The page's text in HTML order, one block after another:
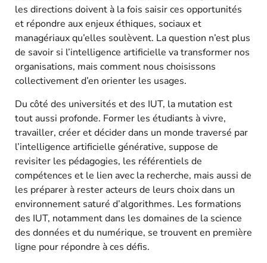
les directions doivent à la fois saisir ces opportunités
et répondre aux enjeux éthiques, sociaux et
managériaux qu’elles soulèvent. La question n’est plus
de savoir si l’intelligence artificielle va transformer nos
organisations, mais comment nous choisissons
collectivement d’en orienter les usages.​
Du côté des universités et des IUT, la mutation est
tout aussi profonde. Former les étudiants à vivre,
travailler, créer et décider dans un monde traversé par
l’intelligence artificielle générative, suppose de
revisiter les pédagogies, les référentiels de
compétences et le lien avec la recherche, mais aussi de
les préparer à rester acteurs de leurs choix dans un
environnement saturé d’algorithmes. Les formations
des IUT, notamment dans les domaines de la science
des données et du numérique, se trouvent en première
ligne pour répondre à ces défis.​